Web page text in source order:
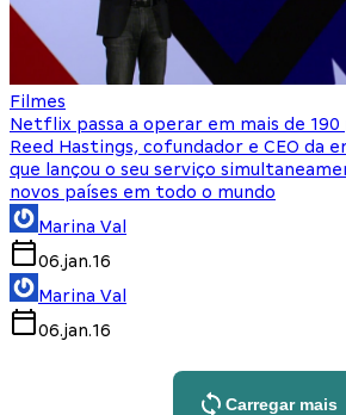
Filmes
Netflix passa a operar em mais de 190
Reed Hastings, cofundador e CEO da
que lançou o seu serviço
novos países em todo o mundo
Marina Val
06.jan.16
Marina Val
06.jan.16
Carregar mais